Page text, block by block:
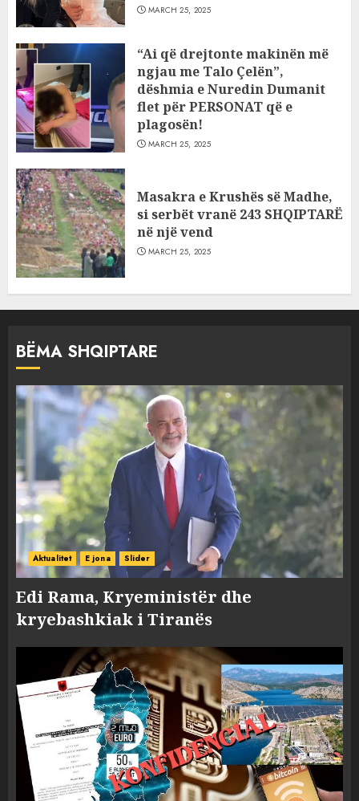
MARCH 25, 2025
“Ai që drejtonte makinën më
ngjau me Talo Çelën”,
dëshmia e Nuredin Dumanit
flet për PERSONAT që e
plagosën!
MARCH 25, 2025
Masakra e Krushës së Madhe,
si serbët vranë 243 SHQIPTARË
në një vend
MARCH 25, 2025
BËMA SHQIPTARE
Aktualitet E jona Slider
Edi Rama, Kryeministër dhe
kryebashkiak i Tiranës